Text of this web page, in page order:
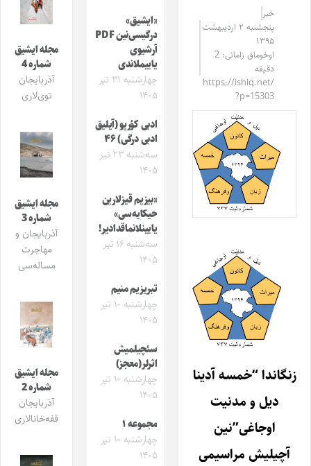
خبر
پنجشنبه ۲ اردیبهشت
۱۳۹۵
اوخوماق زامانی: 2
دقیقه
https://ishiq.net/
?p=15303
زنگاندا “خمسه آدینا
دیل و مدنیت
اوجاغی”‌نین
آچیلیش مراسیمی
«ایشیق»
درگیسی‌نین PDF
آرشیوی
یاییملاندی
چهارشنبه ۳۱ تیر
۱۴۰۵
ادبی کؤرپو (آیلیق
ادبی درگی) ۴۶
سه‌شنبه ۲۳ تیر
۱۴۰۵
«بیزیم قیزلارین
حیکایه‌سی»
یایینلانماقدادیر!
سه‌شنبه ۱۶ تیر
۱۴۰۵
تبریزیم منیم
چهارشنبه ۱۰ تیر
۱۴۰۵
سئچیلمیش
اثرلر(معجز)
چهارشنبه ۱۰ تیر
۱۴۰۵
مجموعه ۱
چهارشنبه ۱۰ تیر
۱۴۰۵
مجله ایشیق
شماره 4
آذربایجان
توی‌لاری
مجله ایشیق
شماره 3
آذربایجان و
مهاجرت
مساله‌سی
مجله ایشیق
شماره 2
آذربایجان
قفه‌خانالاری